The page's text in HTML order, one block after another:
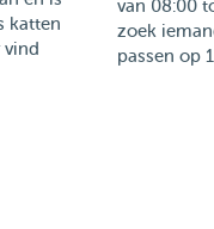
katten
van 08:00
zoek
passen op